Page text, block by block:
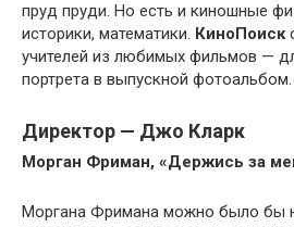
пруд пруди. Но есть и киношные
историки, математики. КиноПоиск
учителей из любимых фильмов —
портрета в выпускной фотоальбом.
Директор — Джо Кларк
Морган Фриман, «Держись за
Моргана Фримана можно было бы